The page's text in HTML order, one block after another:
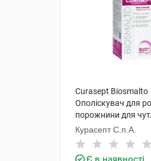
Curasept Biosmalto
Ополіскувач для
порожнини для
зубів 300 мл 1
Курасепт С.п.А.